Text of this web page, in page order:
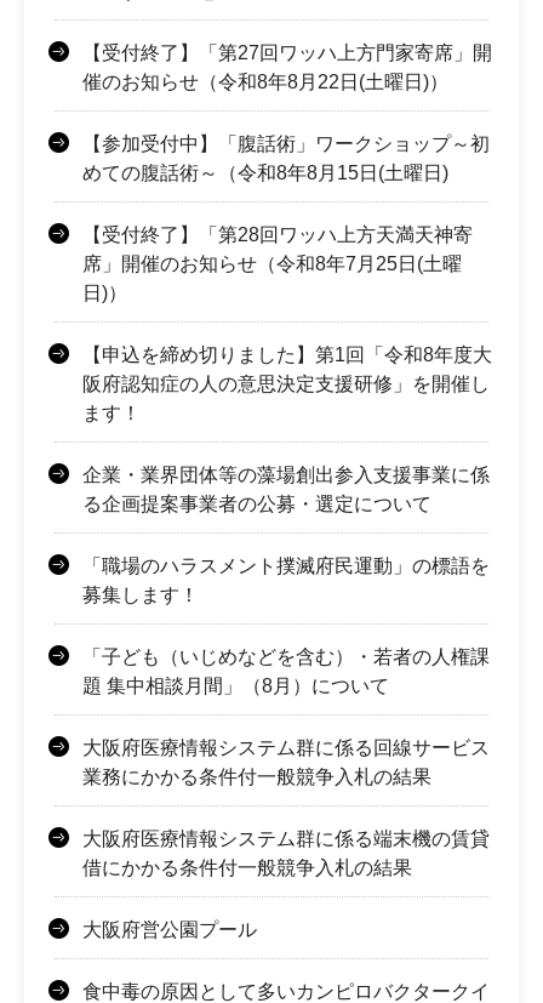
【受付終了】「第27回ワッハ上方門家寄席」開
催のお知らせ（令和8年8月22日(土曜日)）
【参加受付中】「腹話術」ワークショップ～初
めての腹話術～（令和8年8月15日(土曜日)
【受付終了】「第28回ワッハ上方天満天神寄
席」開催のお知らせ（令和8年7月25日(土曜
日)）
【申込を締め切りました】第1回「令和8年度大
阪府認知症の人の意思決定支援研修」を開催し
ます！
企業・業界団体等の藻場創出参入支援事業に係
る企画提案事業者の公募・選定について
「職場のハラスメント撲滅府民運動」の標語を
募集します！
「子ども（いじめなどを含む）・若者の人権課
題 集中相談月間」（8月）について
大阪府医療情報システム群に係る回線サービス
業務にかかる条件付一般競争入札の結果
大阪府医療情報システム群に係る端末機の賃貸
借にかかる条件付一般競争入札の結果
大阪府営公園プール
食中毒の原因として多いカンピロバクタークイ